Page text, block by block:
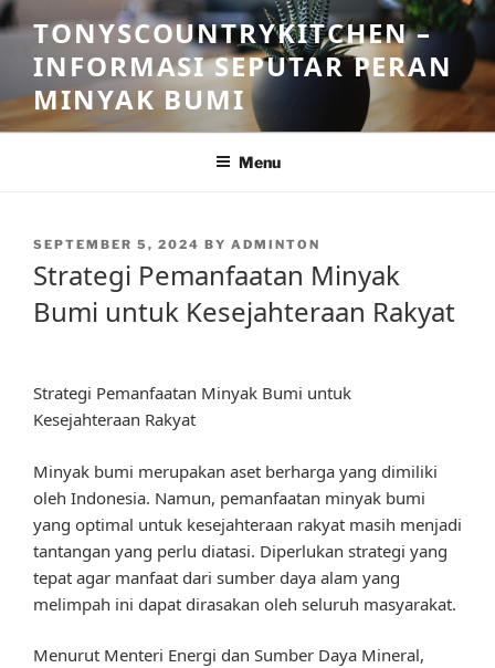
Skip
to
content
TONYSCOUNTRYKITCHEN –
INFORMASI SEPUTAR PERAN
MINYAK BUMI
Menu
POSTED
SEPTEMBER 5, 2024 BY ADMINTON
Strategi Pemanfaatan Minyak
Bumi untuk Kesejahteraan Rakyat
Strategi Pemanfaatan Minyak Bumi untuk
Kesejahteraan Rakyat
Minyak bumi merupakan aset berharga yang dimiliki
oleh Indonesia. Namun, pemanfaatan minyak bumi
yang optimal untuk kesejahteraan rakyat masih menjadi
tantangan yang perlu diatasi. Diperlukan strategi yang
tepat agar manfaat dari sumber daya alam yang
melimpah ini dapat dirasakan oleh seluruh masyarakat.
Menurut Menteri Energi dan Sumber Daya Mineral,